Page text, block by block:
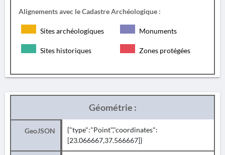
Alignements avec le Cadastre Archéologique :
Sites archéologiques Monuments
Sites historiques Zones protégées
Géométrie :
GeoJSON
{"type":"Point","coordinates":
[23.066667,37.566667]}